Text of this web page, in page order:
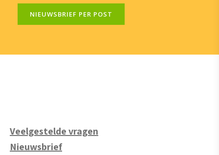
NIEUWSBRIEF PER POST
Veelgestelde vragen
Nieuwsbrief